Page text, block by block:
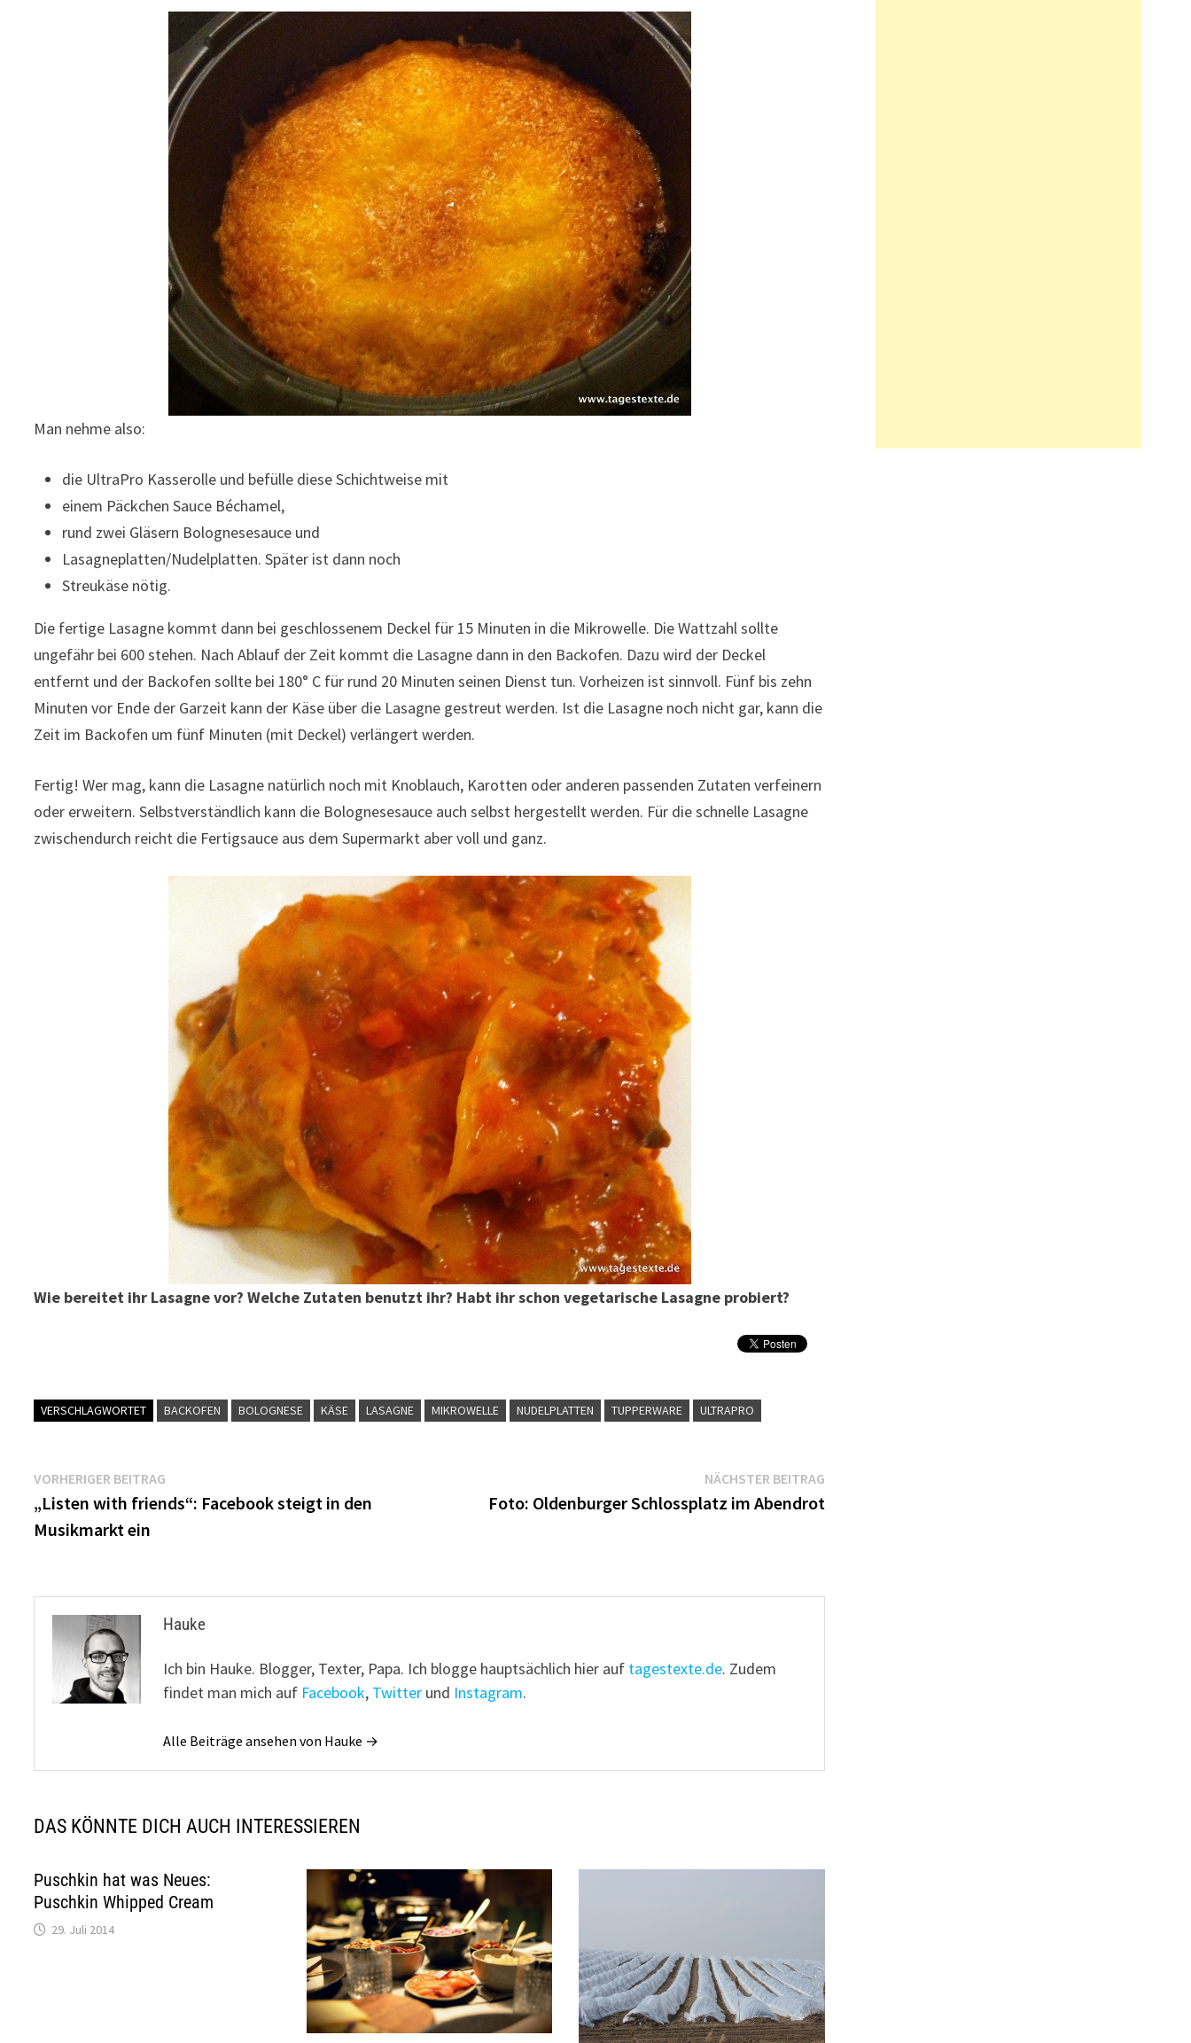
Man nehme also:
die UltraPro Kasserolle und befülle diese Schichtweise mit
einem Päckchen Sauce Béchamel,
rund zwei Gläsern Bolognesesauce und
Lasagneplatten/Nudelplatten. Später ist dann noch
Streukäse nötig.
Die fertige Lasagne kommt dann bei geschlossenem Deckel für 15 Minuten in die Mikrowelle. Die Wattzahl sollte
ungefähr bei 600 stehen. Nach Ablauf der Zeit kommt die Lasagne dann in den Backofen. Dazu wird der Deckel
entfernt und der Backofen sollte bei 180° C für rund 20 Minuten seinen Dienst tun. Vorheizen ist sinnvoll. Fünf bis zehn
Minuten vor Ende der Garzeit kann der Käse über die Lasagne gestreut werden. Ist die Lasagne noch nicht gar, kann die
Zeit im Backofen um fünf Minuten (mit Deckel) verlängert werden.
Fertig! Wer mag, kann die Lasagne natürlich noch mit Knoblauch, Karotten oder anderen passenden Zutaten verfeinern
oder erweitern. Selbstverständlich kann die Bolognesesauce auch selbst hergestellt werden. Für die schnelle Lasagne
zwischendurch reicht die Fertigsauce aus dem Supermarkt aber voll und ganz.
Wie bereitet ihr Lasagne vor? Welche Zutaten benutzt ihr? Habt ihr schon vegetarische Lasagne probiert?
VERSCHLAGWORTET BACKOFEN BOLOGNESE KÄSE LASAGNE MIKROWELLE NUDELPLATTEN TUPPERWARE ULTRAPRO
Beitragsnavigation
VORHERIGER BEITRAG
Beitrag:
„Listen with friends“: Facebook steigt in den
Musikmarkt ein
NÄCHSTER BEITRAGNächster
Beitrag:
Foto: Oldenburger Schlossplatz im Abendrot
Hauke
Ich bin Hauke. Blogger, Texter, Papa. Ich blogge hauptsächlich hier auf tagestexte.de. Zudem
findet man mich auf Facebook, Twitter und Instagram.
Alle Beiträge ansehen von Hauke →
DAS KÖNNTE DICH AUCH INTERESSIEREN
Puschkin hat was Neues:
Puschkin Whipped Cream
29. Juli 2014